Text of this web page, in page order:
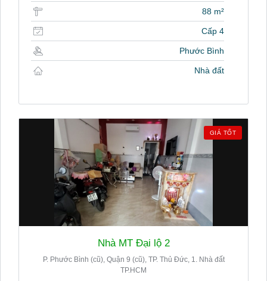
88 m²
Cấp 4
Phước Bình
Nhà đất
GIÁ TỐT
Nhà MT Đại lộ 2
P. Phước Bình (cũ), Quận 9 (cũ), TP. Thủ Đức, 1. Nhà đất
TP.HCM